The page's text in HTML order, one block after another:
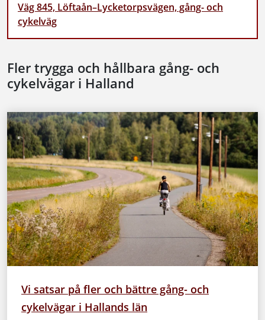
Väg 845, Löftaån–Lycketorpsvägen, gång- och
cykelväg
Fler trygga och hållbara gång- och
cykelvägar i Halland
Vi satsar på fler och bättre gång- och
cykelvägar i Hallands län